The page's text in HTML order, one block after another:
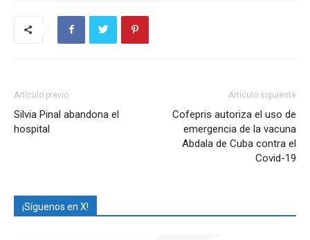
Artículo previo
Silvia Pinal abandona el
hospital
Artículo siguiente
Cofepris autoriza el uso de
emergencia de la vacuna
Abdala de Cuba contra el
Covid-19
¡Síguenos en X!